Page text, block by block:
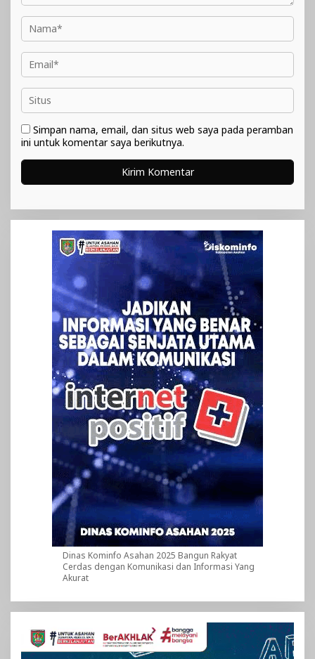
Simpan nama, email, dan situs web saya pada peramban
ini untuk komentar saya berikutnya.
Dinas Kominfo Asahan 2025 Bangun Rakyat
Cerdas dengan Komunikasi dan Informasi Yang
Akurat
Pemutar
Video